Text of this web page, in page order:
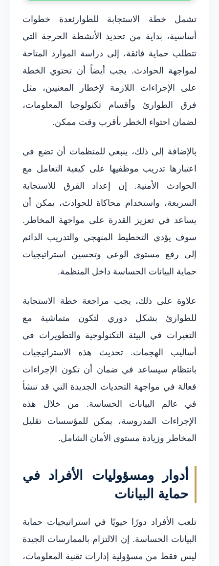
تشمل خطة الاستجابة للطوارئعدة خطوات
أساسية، بداية من تحديد الأنشطة الحرجة التي
تتطلب حماية فائقة، إلى دراسة الموارد المتاحة
لمواجهة الحوادث. يجب أيضاً أن تحتوي الخطة
على الإجراءات اللازمة لإخطار المعنيين، مثل
فرق الطوارئ وأقسام تكنولوجيا المعلومات،
لضمان احتواء الخطر بأقرب وقت ممكن.
بالإضافة إلى ذلك، ينبغي للمنظمات أن تضع في
اعتبارها تدريب موظفيها على كيفية التعامل مع
الحوادث الأمنية. إن إعداد الفرق للاستجابة
السريعة، واستخدام محاكاة للحوادث، يمكن أن
يساعد في تعزيز القدرة على مواجهة المخاطر.
سوف يؤدي التخطيط المنهجي والتدريب الدائم
إلى رفع مستوى الوعي وتحسين استراتيجيات
حماية البيانات الحساسة داخل المنظمة.
علاوة على ذلك، يجب مراجعة خطة الاستجابة
للطوارئ بشكل دوري لتكون متماشية مع
التغيرات في البيئة التكنولوجية والتطويرات في
أساليب الهجمات. تحديث هذه الاستراتيجيات
بانتظام سيساعد في ضمان أن تكون الإجراءات
فعالة في مواجهة التحديات الجديدة التي قد تنشأ
في عالم البيانات الحساسة. من خلال هذه
الإجراءات المدروسة، يمكن للمؤسسات تقليل
المخاطر وزيادة مستوى الأمان الشامل.
أدوار ومسؤوليات الأفراد في
حماية البيانات
تلعب الأفراد دورًا حيويًا في استراتيجيات حماية
البيانات الحساسة. إن الالتزام بالممارسات الجيدة
ليس فقط من مسؤولية إدارات تقنية المعلومات،